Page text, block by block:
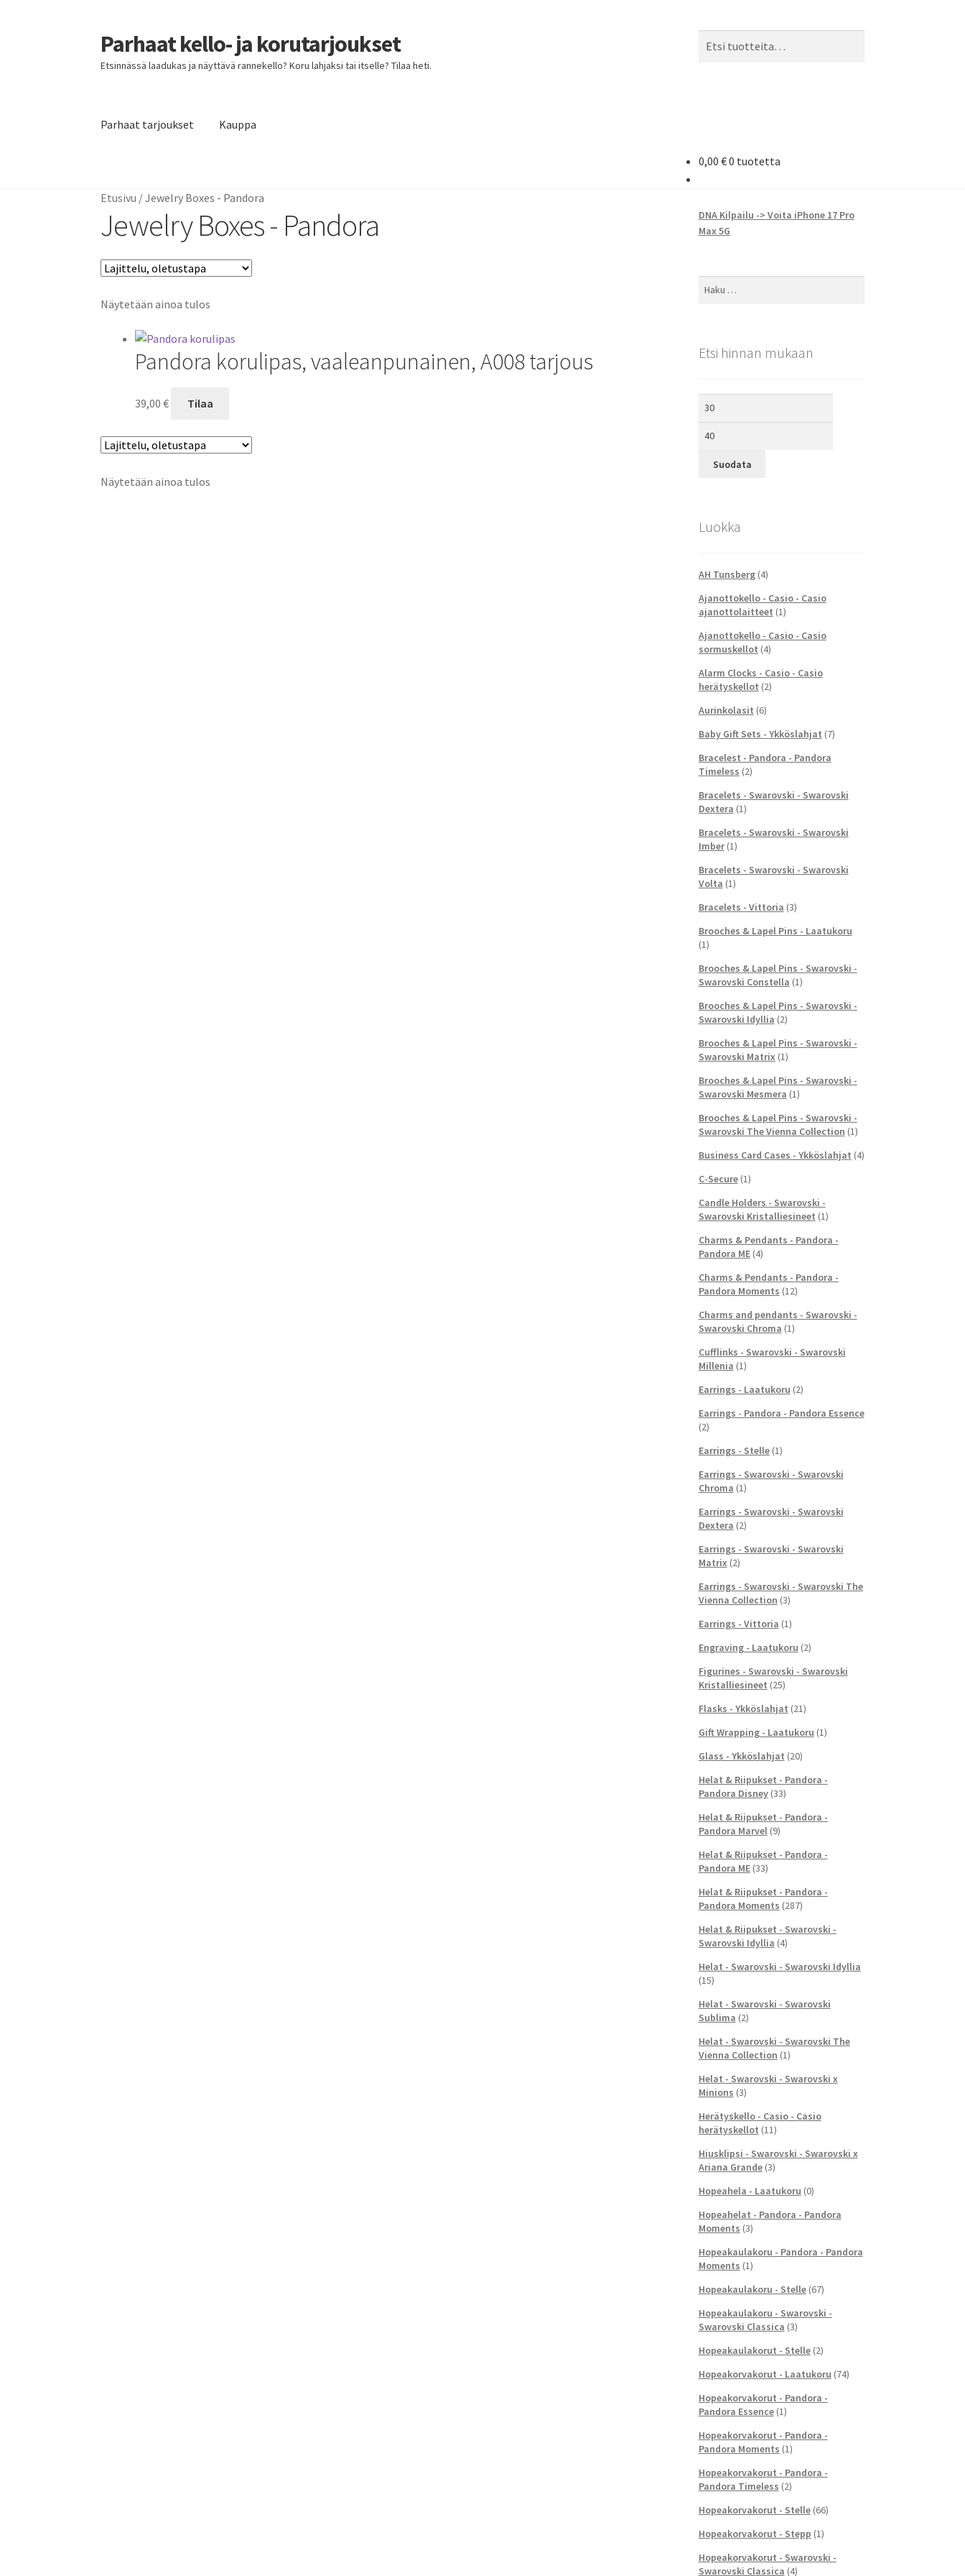
Siirry
navigointiin
Siirry
sisältöön
Parhaat kello- ja korutarjoukset
Etsinnässä laadukas ja näyttävä rannekello? Koru lahjaksi tai itselle? Tilaa heti.
Parhaat tarjoukset Kauppa
0,00 €0 tuotetta
Etusivu /Jewelry Boxes - Pandora
Jewelry Boxes - Pandora
Näytetään ainoa tulos
Pandora korulipas, vaaleanpunainen, A008 tarjous
39,00€ Tilaa
Näytetään ainoa tulos
DNA Kilpailu -> Voita iPhone 17 Pro
Max 5G
Haku:
Etsi hinnan mukaan
Suodata
Luokka
AH Tunsberg (4)
Ajanottokello - Casio - Casio
ajanottolaitteet (1)
Ajanottokello - Casio - Casio
sormuskellot (4)
Alarm Clocks - Casio - Casio
herätyskellot (2)
Aurinkolasit (6)
Baby Gift Sets - Ykköslahjat (7)
Bracelest - Pandora - Pandora
Timeless (2)
Bracelets - Swarovski - Swarovski
Dextera (1)
Bracelets - Swarovski - Swarovski
Imber (1)
Bracelets - Swarovski - Swarovski
Volta (1)
Bracelets - Vittoria (3)
Brooches & Lapel Pins - Laatukoru
(1)
Brooches & Lapel Pins - Swarovski -
Swarovski Constella (1)
Brooches & Lapel Pins - Swarovski -
Swarovski Idyllia (2)
Brooches & Lapel Pins - Swarovski -
Swarovski Matrix (1)
Brooches & Lapel Pins - Swarovski -
Swarovski Mesmera (1)
Brooches & Lapel Pins - Swarovski -
Swarovski The Vienna Collection (1)
Business Card Cases - Ykköslahjat (4)
C-Secure (1)
Candle Holders - Swarovski -
Swarovski Kristalliesineet (1)
Charms & Pendants - Pandora -
Pandora ME (4)
Charms & Pendants - Pandora -
Pandora Moments (12)
Charms and pendants - Swarovski -
Swarovski Chroma (1)
Cufflinks - Swarovski - Swarovski
Millenia (1)
Earrings - Laatukoru (2)
Earrings - Pandora - Pandora Essence
(2)
Earrings - Stelle (1)
Earrings - Swarovski - Swarovski
Chroma (1)
Earrings - Swarovski - Swarovski
Dextera (2)
Earrings - Swarovski - Swarovski
Matrix (2)
Earrings - Swarovski - Swarovski The
Vienna Collection (3)
Earrings - Vittoria (1)
Engraving - Laatukoru (2)
Figurines - Swarovski - Swarovski
Kristalliesineet (25)
Flasks - Ykköslahjat (21)
Gift Wrapping - Laatukoru (1)
Glass - Ykköslahjat (20)
Helat & Riipukset - Pandora -
Pandora Disney (33)
Helat & Riipukset - Pandora -
Pandora Marvel (9)
Helat & Riipukset - Pandora -
Pandora ME (33)
Helat & Riipukset - Pandora -
Pandora Moments (287)
Helat & Riipukset - Swarovski -
Swarovski Idyllia (4)
Helat - Swarovski - Swarovski Idyllia
(15)
Helat - Swarovski - Swarovski
Sublima (2)
Helat - Swarovski - Swarovski The
Vienna Collection (1)
Helat - Swarovski - Swarovski x
Minions (3)
Herätyskello - Casio - Casio
herätyskellot (11)
Hiusklipsi - Swarovski - Swarovski x
Ariana Grande (3)
Hopeahela - Laatukoru (0)
Hopeahelat - Pandora - Pandora
Moments (3)
Hopeakaulakoru - Pandora - Pandora
Moments (1)
Hopeakaulakoru - Stelle (67)
Hopeakaulakoru - Swarovski -
Swarovski Classica (3)
Hopeakaulakorut - Stelle (2)
Hopeakorvakorut - Laatukoru (74)
Hopeakorvakorut - Pandora -
Pandora Essence (1)
Hopeakorvakorut - Pandora -
Pandora Moments (1)
Hopeakorvakorut - Pandora -
Pandora Timeless (2)
Hopeakorvakorut - Stelle (66)
Hopeakorvakorut - Stepp (1)
Hopeakorvakorut - Swarovski -
Swarovski Classica (4)